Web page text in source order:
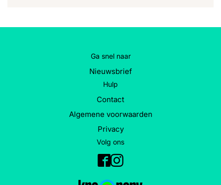
Ga snel naar
Nieuwsbrief
Hulp
Contact
Algemene voorwaarden
Privacy
Volg ons
Facebook
Instagram